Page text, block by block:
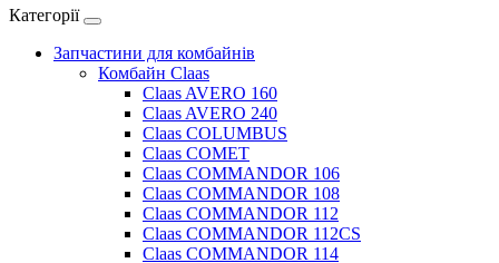
Категорії
Запчастини для комбайнів
Комбайн Claas
Claas AVERO 160
Claas AVERO 240
Claas COLUMBUS
Claas COMET
Claas COMMANDOR 106
Claas COMMANDOR 108
Claas COMMANDOR 112
Claas COMMANDOR 112CS
Claas COMMANDOR 114